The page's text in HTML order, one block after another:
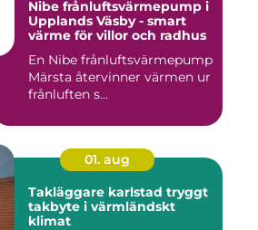
Nibe frånluftsvärmepump i
Upplands Väsby - smart
värme för villor och radhus
En Nibe frånluftsvärmepump
Märsta återvinner värmen ur
frånluften s...
01. aug
Takläggare karlstad tryggt
takbyte i värmländskt
klimat